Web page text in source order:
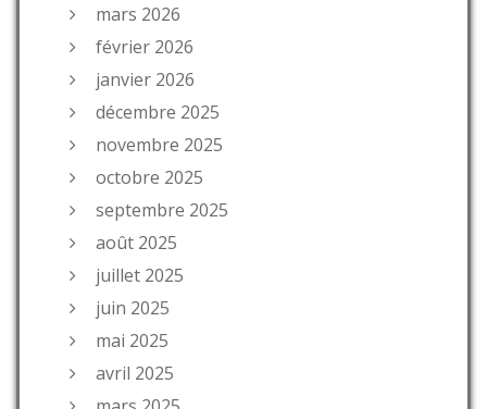
mars 2026
février 2026
janvier 2026
décembre 2025
novembre 2025
octobre 2025
septembre 2025
août 2025
juillet 2025
juin 2025
mai 2025
avril 2025